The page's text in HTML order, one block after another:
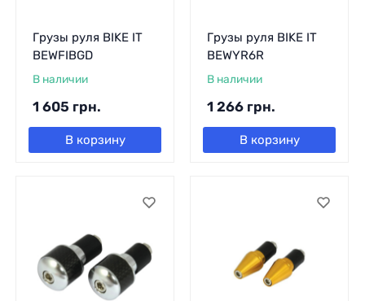
Грузы руля BIKE IT
BEWFIBGD
В наличии
1 605 грн.
В корзину
Грузы руля BIKE IT
BEWYR6R
В наличии
1 266 грн.
В корзину